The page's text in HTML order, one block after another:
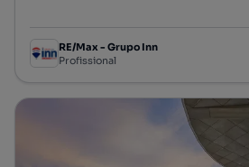
RE/Max - Grupo Inn
Profissional